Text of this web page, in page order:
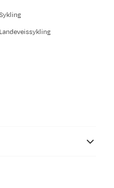
Landeveissykling